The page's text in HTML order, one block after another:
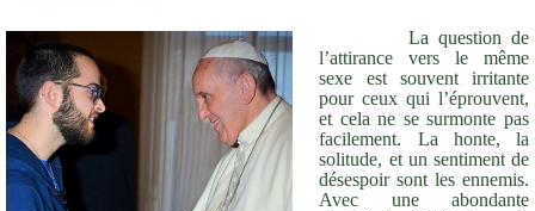
La question de
l’attirance vers le même
sexe est souvent irritante
pour ceux qui l’éprouvent,
et cela ne se surmonte pas
facilement. La honte, la
solitude, et un sentiment de
désespoir sont les ennemis.
Avec une abondante